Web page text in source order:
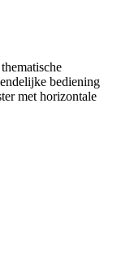
bediening
met horizontale